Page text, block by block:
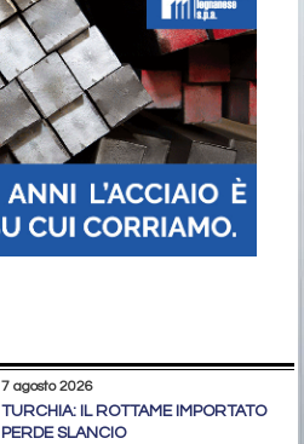
7 agosto 2026
TURCHIA: IL ROTTAME IMPORTATO
PERDE SLANCIO